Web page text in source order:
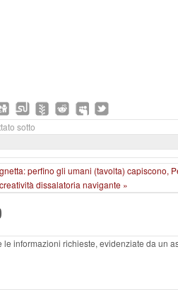
sotto
perfino gli umani (tavolta) capiscono,
dissalatoria navigante »
le informazioni richieste, evidenziate da un